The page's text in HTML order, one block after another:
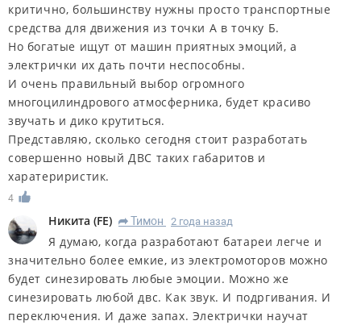
критично, большинству нужны просто транспортные
средства для движения из точки А в точку Б.
Но богатые ищут от машин приятных эмоций, а
электрички их дать почти неспособны.
И очень правильный выбор огромного
многоцилиндрового атмосферника, будет красиво
звучать и дико крутиться.
Представляю, сколько сегодня стоит разработать
совершенно новый ДВС таких габаритов и
харатериристик.
4
Никита (FE) R Тимон 2 года назад
Я думаю, когда разработают батареи легче и
значительно более емкие, из электромоторов можно
будет синезировать любые эмоции. Можно же
синезировать любой двс. Как звук. И подргивания. И
переключения. И даже запах. Электрички научат